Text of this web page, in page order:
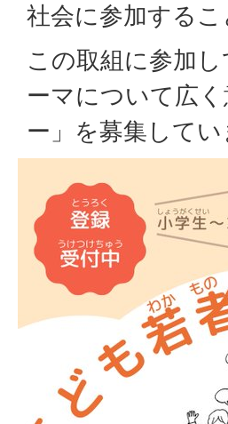
社会に参加する
この取組に参加
ーマについて広
ー」を募集してい